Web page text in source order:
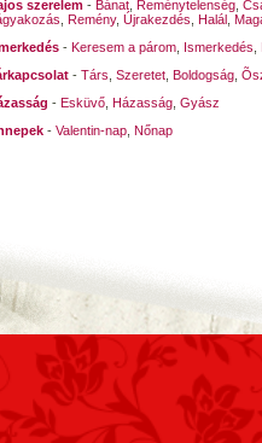
szerelem - Bánat Reménytelenség
Remény, Újrakezdés Halál
- Keresem a párom Ismerkedés
- Társ Szeretet Boldogság
- Esküvő Házasság Gyász
- Valentin-nap Nőnap